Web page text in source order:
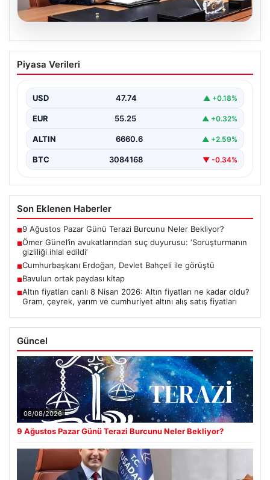
07.08.2026
Ömer Günel’in avukatlarından suç
duyurusu: ‘Soruşturmanın gizliliği ihlal
Piyasa Verileri
USD 47.74 ▲ +0.18%
EUR 55.25 ▲ +0.32%
ALTIN 6660.6 ▲ +2.59%
BTC 3084168 ▼ -0.34%
Son Eklenen Haberler
■9 Ağustos Pazar Günü Terazi Burcunu Neler Bekliyor?
■Ömer Günel’in avukatlarından suç duyurusu: ‘Soruşturmanın
gizliliği ihlal edildi’
■Cumhurbaşkanı Erdoğan, Devlet Bahçeli ile görüştü
■Bavulun ortak paydası kitap
■Altın fiyatları canlı 8 Nisan 2026: Altın fiyatları ne kadar oldu?
Gram, çeyrek, yarım ve cumhuriyet altını alış satış fiyatları
Güncel
08/08/2026
9 Ağustos Pazar Günü Terazi Burcunu Neler Bekliyor?